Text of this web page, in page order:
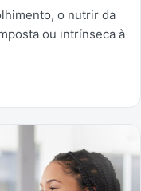
o nutrir da
ou intrínseca à